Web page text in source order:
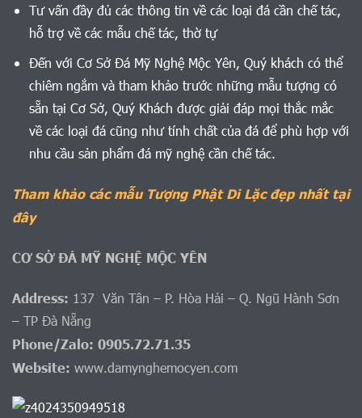
Tư vấn đầy đủ các thông tin về các loại đá cần chế tác,
hỗ trợ về các mẫu chế tác, thờ tự
Đến với Cơ Sở Đá Mỹ Nghệ Mộc Yên, Quý khách có thể
chiêm ngắm và tham khảo trước những mẫu tượng có
sẵn tại Cơ Sở, Quý Khách được giải đáp mọi thắc mắc
về các loại đá cũng như tính chất của đá để phù hợp với
nhu cầu sản phẩm đá mỹ nghệ cần chế tác.
Tham khảo các mẫu Tượng Phật Di Lặc đẹp nhất tại
đây
CƠ SỞ ĐÁ MỸ NGHỆ MỘC YÊN
Address: 137 Văn Tân – P. Hòa Hải – Q. Ngũ Hành Sơn
– TP Đà Nẵng
Phone/Zalo: 0905.72.71.35
Website: www.damynghemocyen.com